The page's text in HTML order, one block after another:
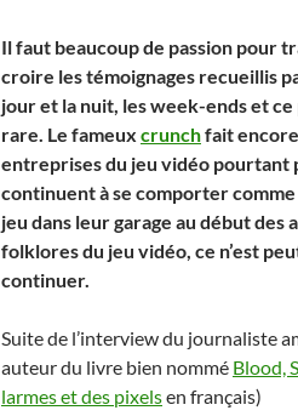
Il faut beaucoup de passion pour
croire les témoignages recueillis
jour et la nuit, les week-ends et ce
rare. Le fameux crunchfait
entreprises du jeu vidéo pourtant
continuent à se comporter
jeu dans leur garage au début des
folklores du jeu vidéo, ce n’est
continuer.
Suite de l’interview du journaliste
auteur du livre bien nommé Blood,
larmes et des pixelsen français)